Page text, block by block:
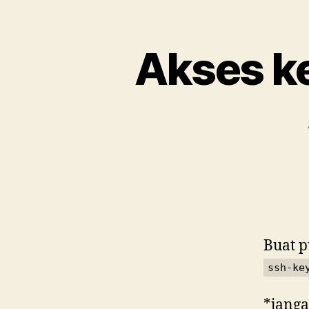
Akses
Buat
ssh-